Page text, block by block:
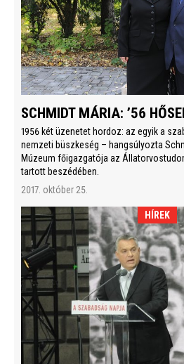
SCHMIDT MÁRIA: ’56
1956 két üzenetet hordoz: az egyik a
nemzeti büszkeség – hangsúlyozta
Múzeum főigazgatója az
tartott beszédében.
2017. október 25.
HÍREK